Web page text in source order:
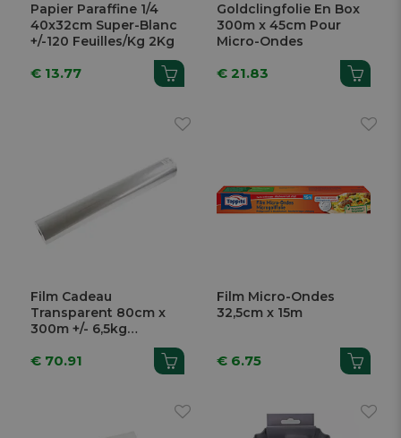
Papier Paraffine 1/4
40x32cm Super-Blanc
+/-120 Feuilles/Kg 2Kg
€ 13.77
Goldclingfolie En Box
300m x 45cm Pour
Micro-Ondes
€ 21.83
Film Cadeau
Transparent 80cm x
300m +/- 6,5kg
€ 70.91
Film Micro-Ondes
32,5cm x 15m
€ 6.75